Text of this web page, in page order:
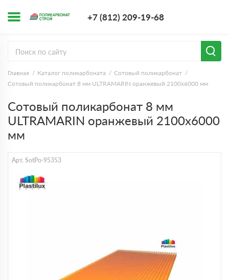
+7 (812) 209-19-68
Главная Каталог поликарбоната
Сотовый поликарбонат
Сотовый поликарбонат 8 мм ULTRAMARIN оранжевый 2100х6000 мм
Сотовый поликарбонат 8 мм
ULTRAMARIN оранжевый 2100х6000
мм
Арт. SotPo-95353